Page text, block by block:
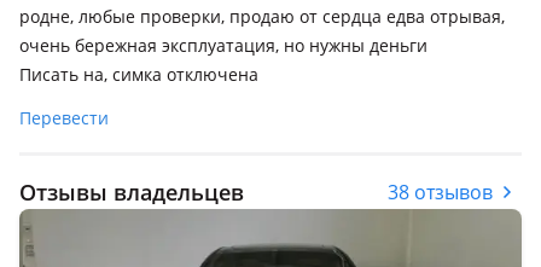
родне, любые проверки, продаю от сердца едва отрывая,
очень бережная эксплуатация, но нужны деньги
Писать на, симка отключена
Перевести
Отзывы владельцев 38 отзывов